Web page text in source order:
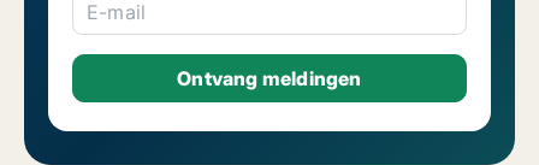
E-mail